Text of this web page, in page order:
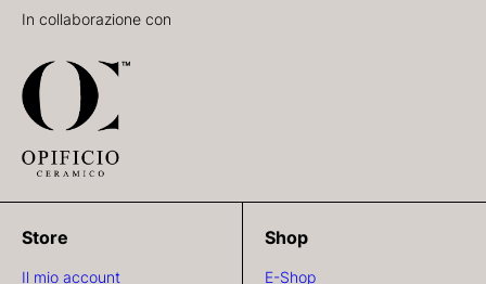
In collaborazione con
Store
Il mio account
Shop
E-Shop